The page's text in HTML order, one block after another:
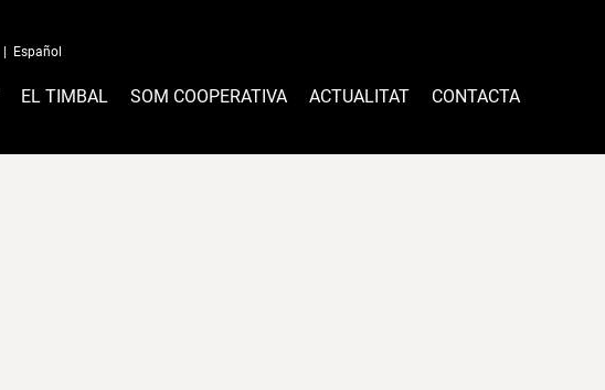
Español
EL TIMBAL SOM COOPERATIVA ACTUALITAT CONTACTA